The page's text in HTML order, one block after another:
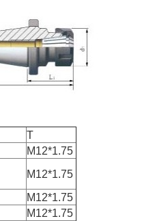
T
M12*1.75
M12*1.75
M12*1.75
M12*1.75